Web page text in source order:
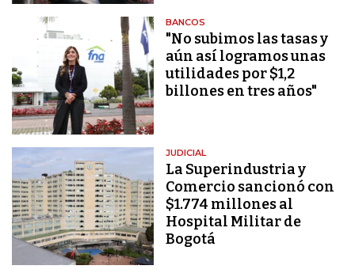
BANCOS
"No subimos las tasas y
aún así logramos unas
utilidades por $1,2
billones en tres años"
JUDICIAL
La Superindustria y
Comercio sancionó con
$1.774 millones al
Hospital Militar de
Bogotá